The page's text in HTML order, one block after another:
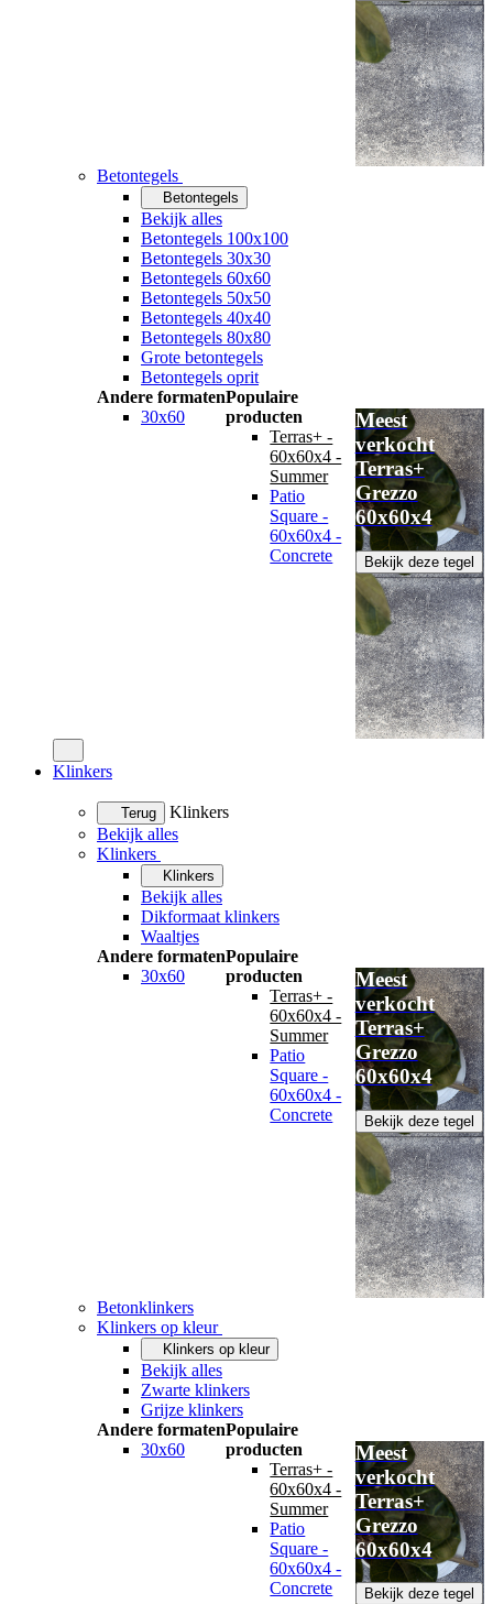
Betontegels
Betontegels
Bekijk alles
Betontegels 100x100
Betontegels 30x30
Betontegels 60x60
Betontegels 50x50
Betontegels 40x40
Betontegels 80x80
Grote betontegels
Betontegels oprit
Andere formaten
30x60
Populaire
producten
Terras+ -
60x60x4 -
Summer
Patio
Square -
60x60x4 -
Concrete
Meest
verkocht
Terras+
Grezzo
60x60x4
Bekijk deze tegel
Klinkers
Terug
Klinkers
Bekijk alles
Klinkers
Klinkers
Bekijk alles
Dikformaat klinkers
Waaltjes
Andere formaten
30x60
Populaire
producten
Terras+ -
60x60x4 -
Summer
Patio
Square -
60x60x4 -
Concrete
Meest
verkocht
Terras+
Grezzo
60x60x4
Bekijk deze tegel
Betonklinkers
Klinkers op kleur
Klinkers op kleur
Bekijk alles
Zwarte klinkers
Grijze klinkers
Andere formaten
30x60
Populaire
producten
Terras+ -
60x60x4 -
Summer
Patio
Square -
60x60x4 -
Concrete
Meest
verkocht
Terras+
Grezzo
60x60x4
Bekijk deze tegel